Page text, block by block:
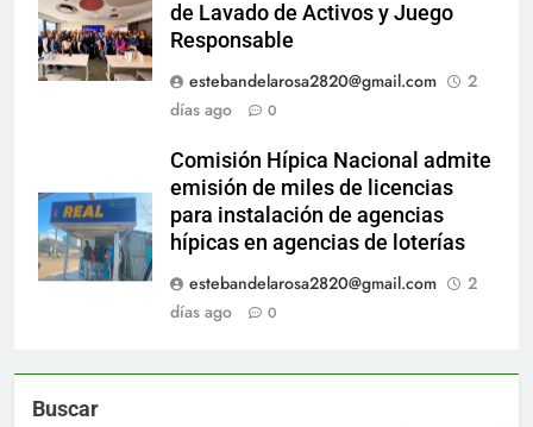
de Lavado de Activos y Juego
Responsable
estebandelarosa2820@gmail.com
2
días ago
0
Comisión Hípica Nacional admite
emisión de miles de licencias
para instalación de agencias
hípicas en agencias de loterías
estebandelarosa2820@gmail.com
2
días ago
0
Buscar